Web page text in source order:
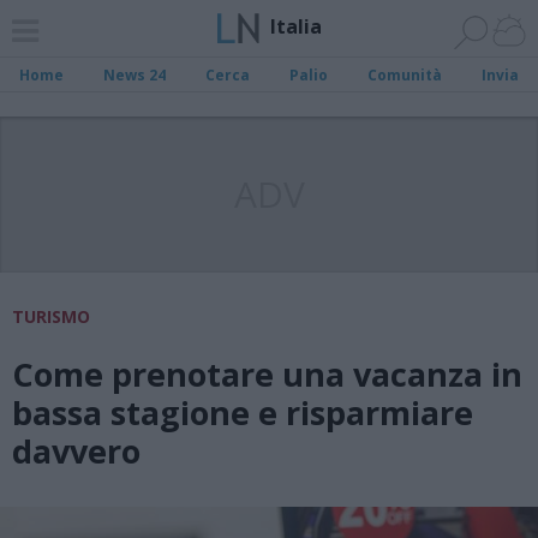
Italia
Home News 24 Cerca Palio Comunità Invia
TURISMO
Come prenotare una vacanza in
bassa stagione e risparmiare
davvero